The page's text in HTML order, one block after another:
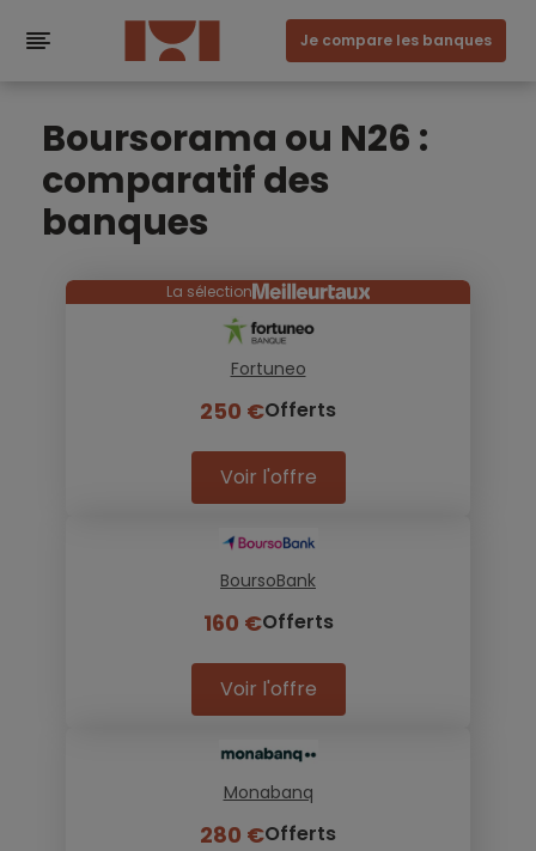
Je compare les banques
Boursorama ou N26 :
comparatif des
banques
La sélection
Fortuneo
250 €Offerts
Voir l'offre
BoursoBank
160 €Offerts
Voir l'offre
Monabanq
280 €Offerts